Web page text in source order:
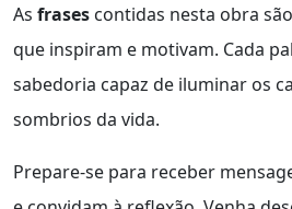
As frases contidas nesta obra
que inspiram e motivam. Cada
sabedoria capaz de iluminar os
sombrios da vida.
Prepare-se para receber